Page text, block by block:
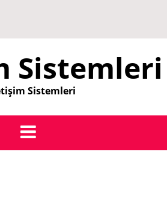
Sistemleri
Sistemleri